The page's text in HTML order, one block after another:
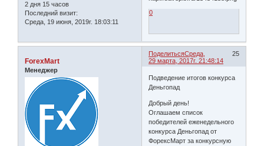
2 дня 15 часов
Последний визит:
Среда, 19 июня, 2019г. 18:03:11
0
Поделиться 25
Среда,
29 марта, 2017г. 21:48:14
ForexMart
Менеджер
Подведение итогов конкурса
Деньгопад
Добрый день!
Оглашаем список
победителей еженедельного
конкурса Деньгопад от
ФорексМарт за конкурсную